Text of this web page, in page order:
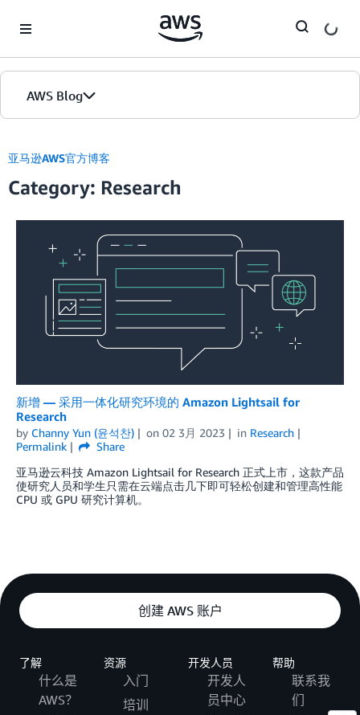
AWS Blog
首页
版本
亚马逊AWS官方博客
Category: Research
新增 — 采用一体化研究环境的 Amazon Lightsail for
Research
by Channy Yun (윤석찬) on 02 3月 2023 in Research
Permalink
Share
亚马逊云科技 Amazon Lightsail for Research 正式上市，这款产品
使研究人员和学生只需在云端点击几下即可轻松创建和管理高性能
CPU 或 GPU 研究计算机。
创建 AWS 账户
了解
什么是
AWS？
资源
入门
培训
开发人员
开发人
员中心
帮助
联系我
们